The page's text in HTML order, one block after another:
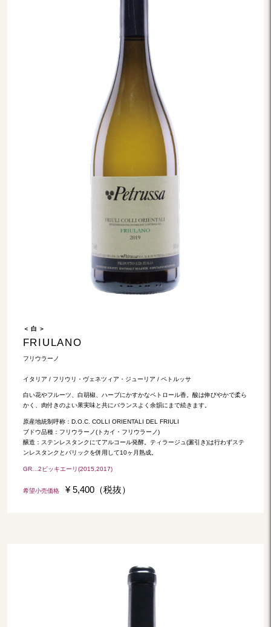
＜ 白 ＞
FRIULANO
フリウラーノ
イタリア / フリウリ・ヴェネツィア・ジューリア / ペトルッサ
白い花やフルーツ、白胡椒、ハーブにかすかなペトロール香。酸は伸びやかで柔ら
かく、肉付きのよい果実味と共にバランスよく余韻にまで続きます。
原産地統制呼称：D.O.C. COLLI ORIENTALI DEL FRIULI
ブドウ品種：フリウラーノ(トカイ・フリウラーノ)
醸造：ステンレスタンクにてアルコール発酵。ティラージュ(澱引き)は行わずステ
ンレスタンクとバリックを併用して10ヶ月熟成。
GR…2ビッキエーリ(2015,2017)
希望小売価格 ¥ 5,400（税抜）